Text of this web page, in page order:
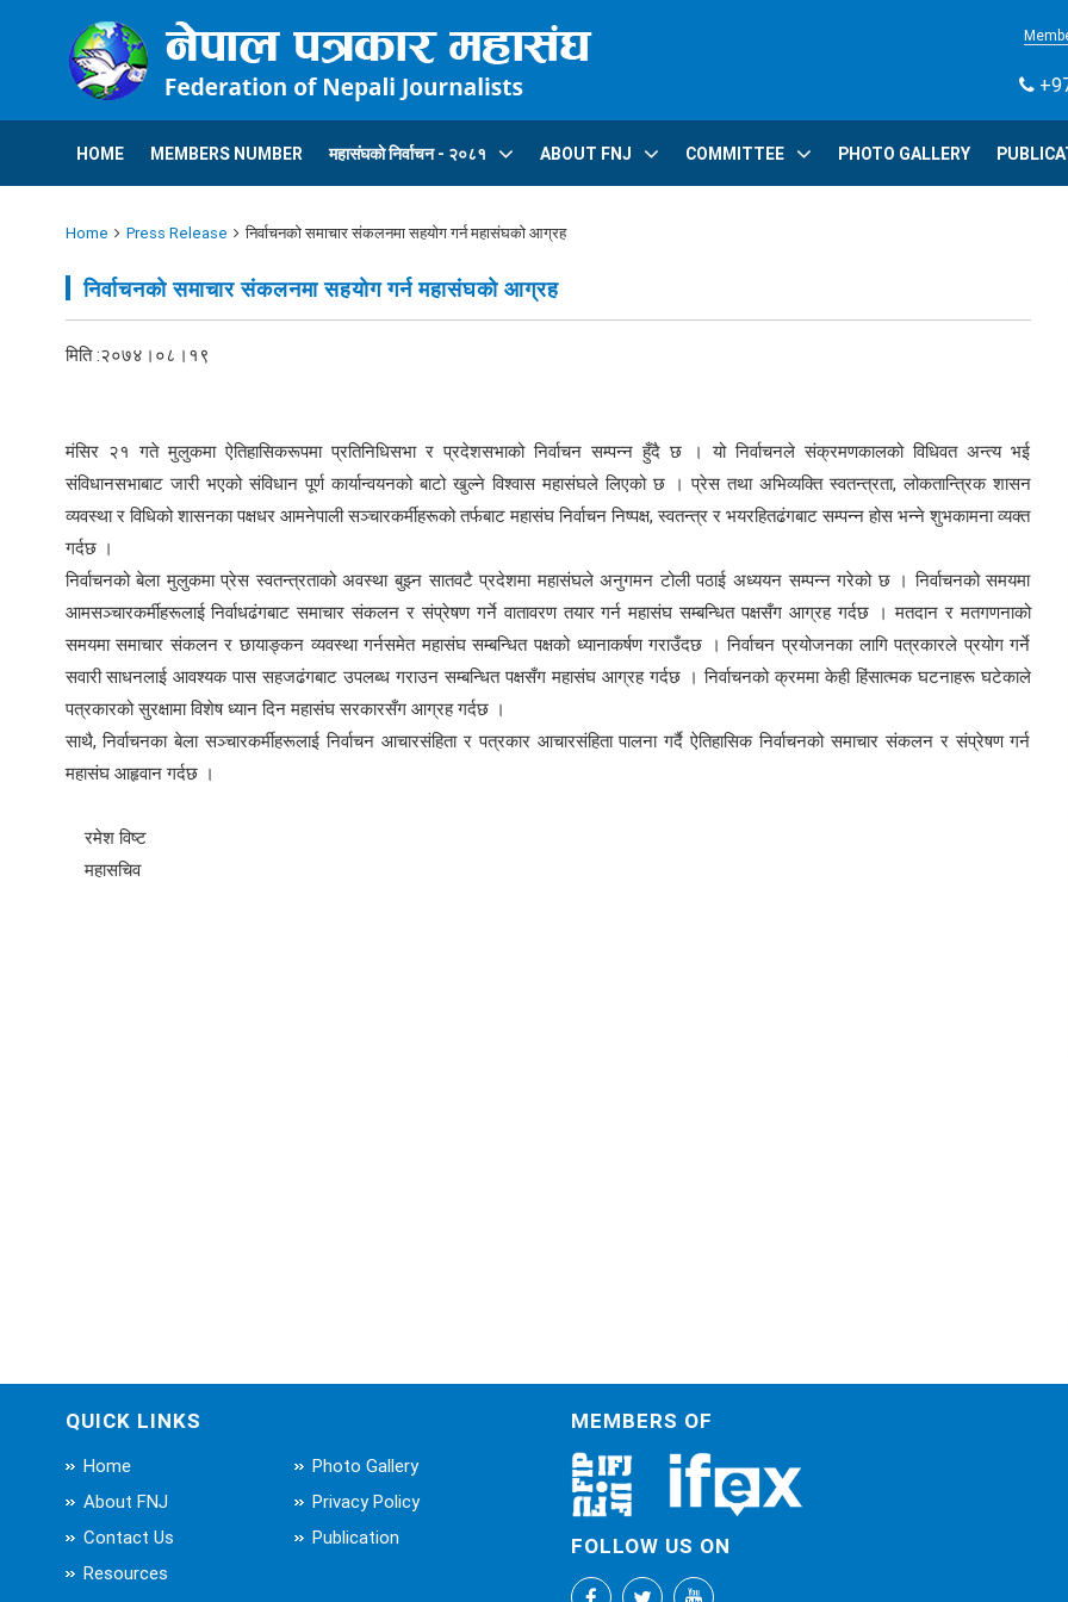
HOME MEMBERS NUMBER महासंघकाे निर्वाचन - २०८१ ABOUT FNJ COMMITTEE PHOTO GALLERY
Home Press Release निर्वाचनको समाचार संकलनमा सहयाेग गर्न महासंघकाे आग्रह
निर्वाचनको समाचार संकलनमा सहयाेग गर्न महासंघकाे आग्रह
मिति :२०७४।०८।१९
मंसिर २१ गते मुलुकमा ऐतिहासिकरूपमा प्रतिनिधिसभा र प्रदेशसभाको निर्वाचन सम्पन्न हुँदै छ । यो निर्वाचनले संक्रमणकालको विधिवत अन्त्य भई
संविधानसभाबाट जारी भएको संविधान पूर्ण कार्यान्वयनको बाटो खुल्ने विश्वास महासंघले लिएको छ । प्रेस तथा अभिव्यक्ति स्वतन्त्रता, लोकतान्त्रिक शासन
व्यवस्था र विधिको शासनका पक्षधर आमनेपाली सञ्चारकर्मीहरूको तर्फबाट महासंघ निर्वाचन निष्पक्ष, स्वतन्त्र र भयरहितढंगबाट सम्पन्न होस भन्ने शुभकामना व्यक्त
गर्दछ ।
निर्वाचनको बेला मुलुकमा प्रेस स्वतन्त्रताको अवस्था बुझ्न सातवटै प्रदेशमा महासंघले अनुगमन टोली पठाई अध्ययन सम्पन्न गरेको छ । निर्वाचनको समयमा
आमसञ्चारकर्मीहरूलाई निर्वाधढंगबाट समाचार संकलन र संप्रेषण गर्ने वातावरण तयार गर्न महासंघ सम्बन्धित पक्षसँग आग्रह गर्दछ । मतदान र मतगणनाको
समयमा समाचार संकलन र छायाङ्कन व्यवस्था गर्नसमेत महासंघ सम्बन्धित पक्षको ध्यानाकर्षण गराउँदछ । निर्वाचन प्रयोजनका लागि पत्रकारले प्रयोग गर्ने
सवारी साधनलाई आवश्यक पास सहजढंगबाट उपलब्ध गराउन सम्बन्धित पक्षसँग महासंघ आग्रह गर्दछ । निर्वाचनको क्रममा केही हिंसात्मक घटनाहरू घटेकाले
पत्रकारको सुरक्षामा विशेष ध्यान दिन महासंघ सरकारसँग आग्रह गर्दछ ।
साथै, निर्वाचनका बेला सञ्चारकर्मीहरूलाई निर्वाचन आचारसंहिता र पत्रकार आचारसंहिता पालना गर्दै ऐतिहासिक निर्वाचनको समाचार संकलन र संप्रेषण गर्न
महासंघ आहृवान गर्दछ ।
रमेश विष्ट
महासचिव
QUICK LINKS
Home
Photo Gallery
About FNJ
Privacy Policy
Contact Us
Publication
Resources
MEMBERS OF
FOLLOW US ON